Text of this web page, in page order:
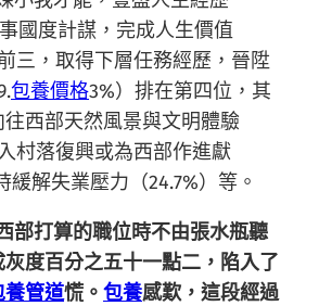
事國度計謀，完成人生價值
前三，取得下層任務經歷，晉陞
包養價格3%）排在第四位，其
西部天然風景與文明體驗
入村落復興或為西部作進獻
緩解失業壓力（24.7%）等。
部打算的職位時不由張水瓶聽
度百分之五十一點二，陷入了
養管道慌。 包養感歎，這段經過